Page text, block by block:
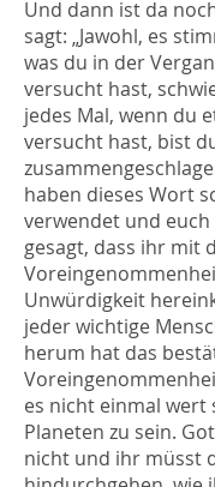
Und dann ist da
sagt: „Jawohl, es
was du in der
versucht hast,
jedes Mal, wenn du
versucht hast, bist
haben dieses Wort
verwendet und
gesagt, dass ihr mit
Unwürdigkeit
jeder wichtige
herum hat das
es nicht einmal wert
Planeten zu sein.
nicht und ihr müsst